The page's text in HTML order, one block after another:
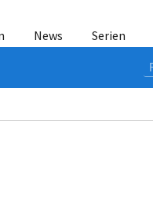
News Serien